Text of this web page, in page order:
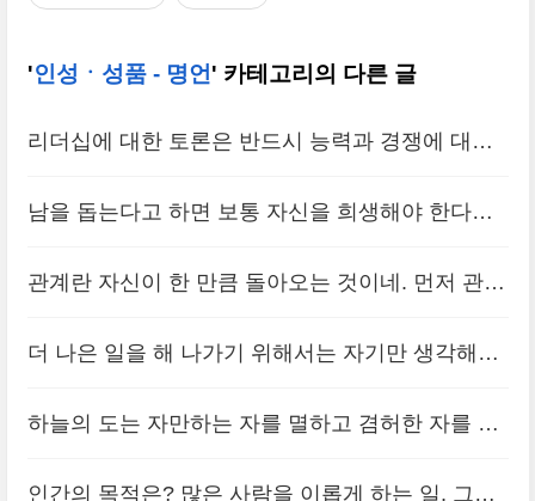
'인성ㆍ성품 - 명언 ' 카테고리의 다른 글
리더십에 대한 토론은 반드시 능력과 경쟁에 대한
남을 돕는다고 하면 보통 자신을 희생해야 한다고
자기 자신이다.
(0)
관계란 자신이 한 만큼 돌아오는 것이네. 먼저 관심
돌아오지.
(0)
더 나은 일을 해 나가기 위해서는 자기만 생각해서
하늘의 도는 자만하는 자를 멸하고 겸허한 자를 이
인간의 목적은? 많은 사람을 이롭게 하는 일, 그것